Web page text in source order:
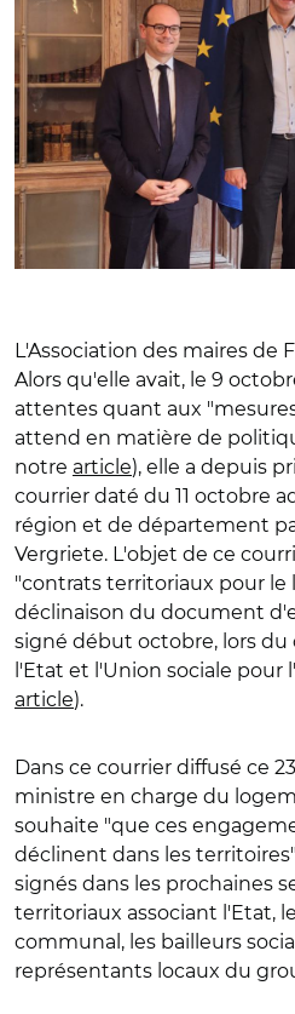
L'Association des maires de
Alors qu'elle avait, le 9
attentes quant aux
attend en matière de
notre article), elle a depuis
courrier daté du 11 octobre
région et de département
Vergriete. L'objet de ce
"contrats territoriaux pour le
déclinaison du document
signé début octobre, lors du
l'Etat et l'Union sociale pour
article).
Dans ce courrier diffusé ce
ministre en charge du
souhaite "que ces
déclinent dans les
signés dans les prochaines
territoriaux associant l'Etat,
communal, les bailleurs
représentants locaux du